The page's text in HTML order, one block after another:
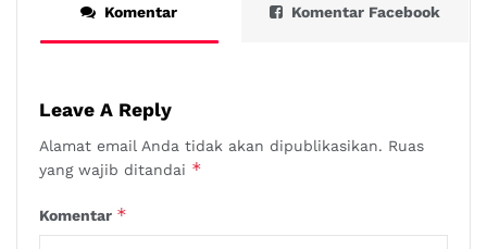
Komentar Komentar Facebook
Leave A Reply
Alamat email Anda tidak akan dipublikasikan. Ruas
yang wajib ditandai *
Komentar *